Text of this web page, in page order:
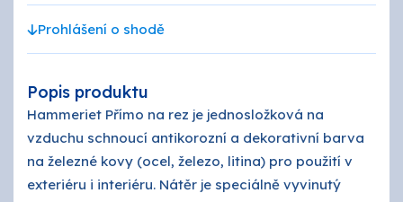
Prohlášení o shodě
Popis produktu
Hammeriet Přímo na rez je jednosložková na
vzduchu schnoucí antikorozní a dekorativní barva
na železné kovy (ocel, železo, litina) pro použití v
exteriéru i interiéru. Nátěr je speciálně vyvinutý